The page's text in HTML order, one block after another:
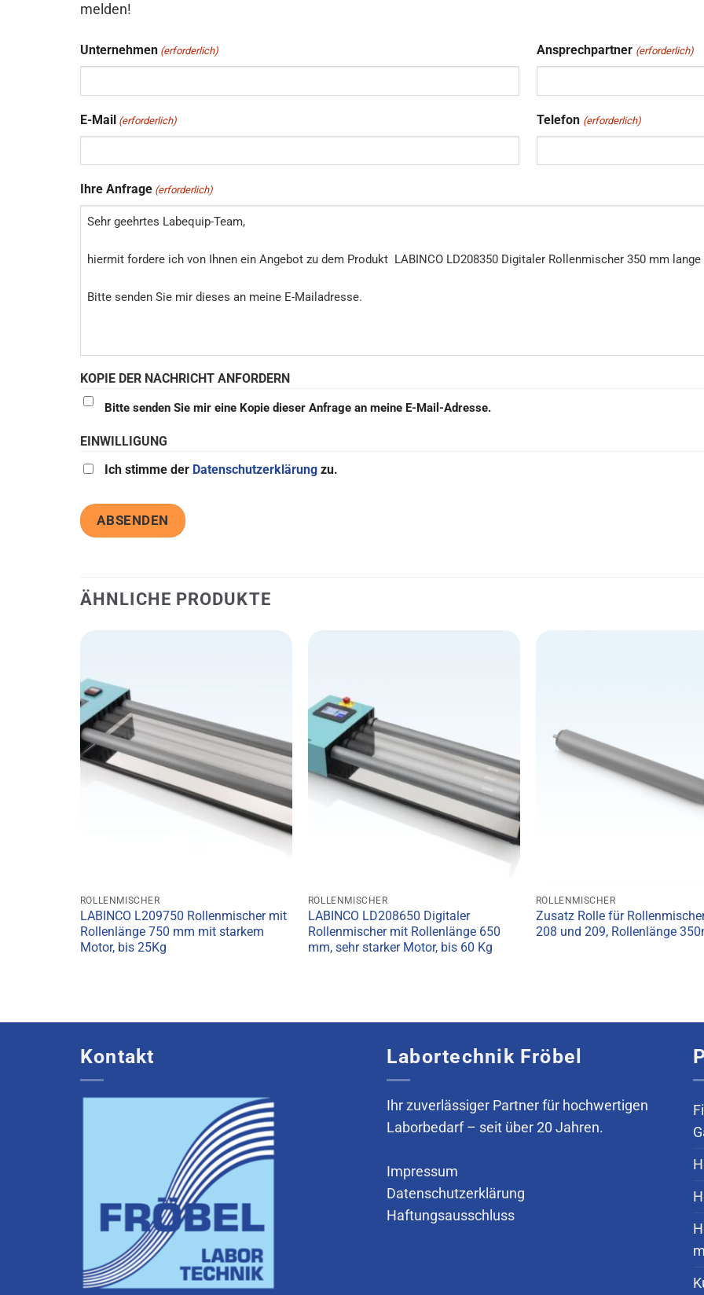
melden!
Unternehmen (erforderlich) Ansprechpartner (erforderlich)
E-Mail (erforderlich) Telefon (erforderlich)
Ihre Anfrage (erforderlich)
KOPIE DER NACHRICHT ANFORDERN
Bitte senden Sie mir eine Kopie dieser Anfrage an meine E-Mail-Adresse.
EINWILLIGUNG
Ich stimme der Datenschutzerklärung zu.
ÄHNLICHE PRODUKTE
ROLLENMISCHER
LABINCO L209750 Rollenmischer mit
Rollenlänge 750 mm mit starkem
Motor, bis 25Kg
ROLLENMISCHER
LABINCO LD208650 Digitaler
Rollenmischer mit Rollenlänge 650
mm, sehr starker Motor, bis 60 Kg
ROLLENMISCHER
Zusatz Rolle für
208 und 209, Rollenlänge
Kontakt Labortechnik Fröbel
Ihr zuverlässiger Partner für hochwertigen
Laborbedarf – seit über 20 Jahren.
Impressum
Datenschutzerklärung
Haftungsausschluss